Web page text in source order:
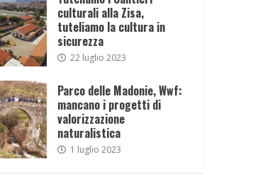
culturali alla Zisa,
tuteliamo la cultura in
sicurezza
22 luglio 2023
Parco delle Madonie, Wwf:
mancano i progetti di
valorizzazione
naturalistica
1 luglio 2023